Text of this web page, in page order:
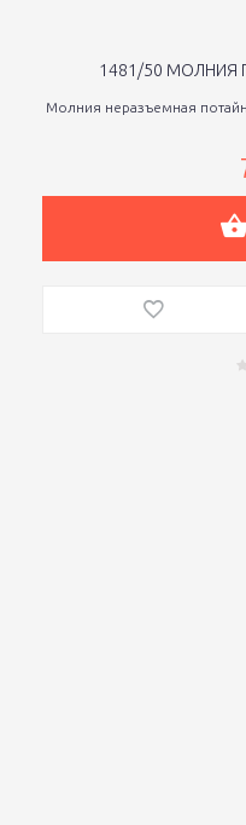
1481/50 МОЛНИЯ
Молния неразъемная